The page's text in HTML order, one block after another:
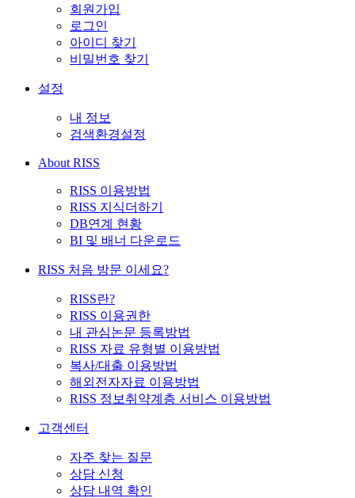
회원가입
로그인
아이디 찾기
비밀번호 찾기
설정
내 정보
검색환경설정
About RISS
RISS 이용방법
RISS 지식더하기
DB연계 현황
BI 및 배너 다운로드
RISS 처음 방문 이세요?
RISS란?
RISS 이용권한
내 관심논문 등록방법
RISS 자료 유형별 이용방법
복사/대출 이용방법
해외전자자료 이용방법
RISS 정보취약계층 서비스 이용방법
고객센터
자주 찾는 질문
상담 신청
상담 내역 확인